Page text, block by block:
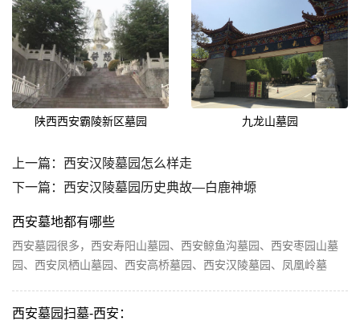
陕西西安霸陵新区墓园 九龙山墓园
上一篇： 西安汉陵墓园怎么样走
下一篇： 西安汉陵墓园历史典故—白鹿神塬
西安墓地都有哪些
西安墓园很多，西安寿阳山墓园、西安鲸鱼沟墓园、西安枣园山墓
园、西安凤栖山墓园、西安高桥墓园、西安汉陵墓园、凤凰岭墓
西安墓园扫墓-西安：